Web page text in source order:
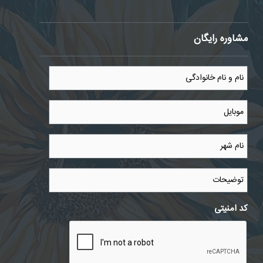
مشاوره رایگان
نام
و
نام
خانوادگی* موبایل
نام
شهر *
توضیحات
کد امنیتی